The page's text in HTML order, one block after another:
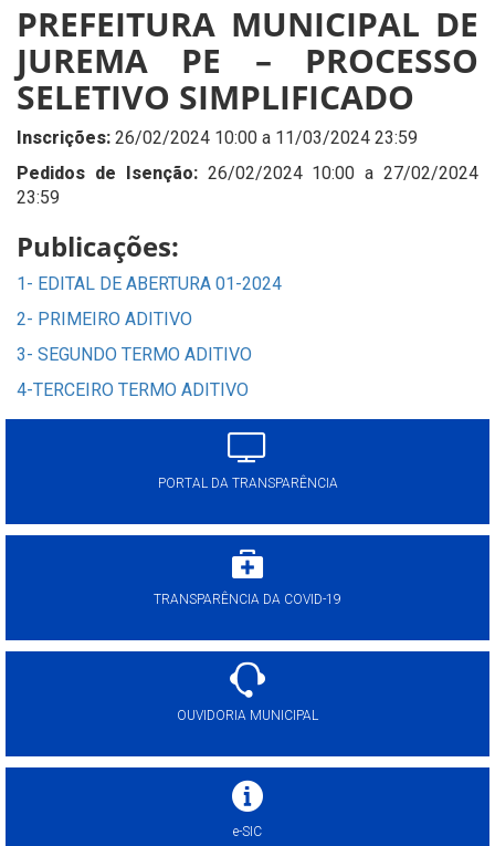
PREFEITURA MUNICIPAL DE
JUREMA PE – PROCESSO
SELETIVO SIMPLIFICADO
Inscrições: 26/02/2024 10:00 a 11/03/2024 23:59
Pedidos de Isenção:26/02/2024 10:00 a 27/02/2024
23:59
Publicações:
1- EDITAL DE ABERTURA 01-2024
2- PRIMEIRO ADITIVO
3- SEGUNDO TERMO ADITIVO
4-TERCEIRO TERMO ADITIVO
PORTAL DA TRANSPARÊNCIA
TRANSPARÊNCIA DA COVID-19
OUVIDORIA MUNICIPAL
e-SIC